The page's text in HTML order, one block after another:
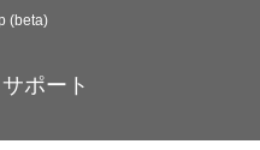
(beta)
ポート